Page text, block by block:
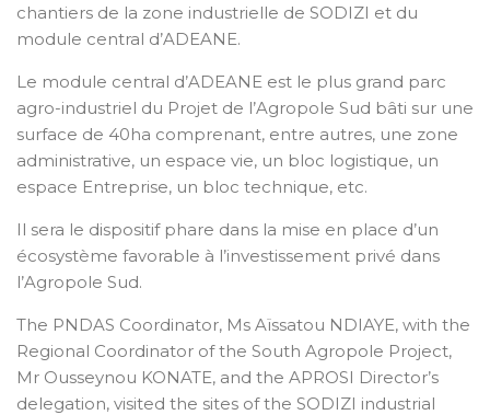
chantiers de la zone industrielle de SODIZI et du
module central d’ADEANE.
Le module central d’ADEANE est le plus grand parc
agro-industriel du Projet de l’Agropole Sud bâti sur une
surface de 40ha comprenant, entre autres, une zone
administrative, un espace vie, un bloc logistique, un
espace Entreprise, un bloc technique, etc.
Il sera le dispositif phare dans la mise en place d’un
écosystème favorable à l’investissement privé dans
l’Agropole Sud.
The PNDAS Coordinator, Ms Aïssatou NDIAYE, with the
Regional Coordinator of the South Agropole Project,
Mr Ousseynou KONATE, and the APROSI Director’s
delegation, visited the sites of the SODIZI industrial